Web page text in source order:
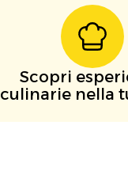
Scopri
culinarie nella